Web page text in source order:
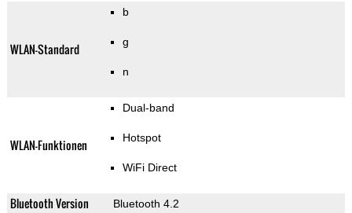
WLAN-Standard
b
g
n
WLAN-Funktionen
Dual-band
Hotspot
WiFi Direct
Bluetooth Version Bluetooth 4.2